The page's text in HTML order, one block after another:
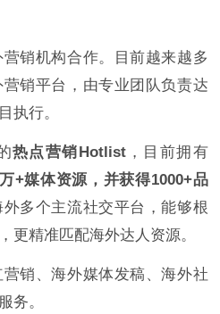
销机构合作。目前越来越多
销平台，由专业团队负责达
执行。
热点营销Hotlist，目前拥有
+媒体资源，并获得1000+品
外多个主流社交平台，能够根
更精准匹配海外达人资源。
销、海外媒体发稿、海外社
务。